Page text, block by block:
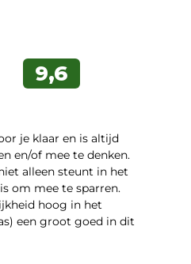
je klaar en is altijd
en/of mee te denken.
alleen steunt in het
om mee te sparren.
hoog in het
een groot goed in dit